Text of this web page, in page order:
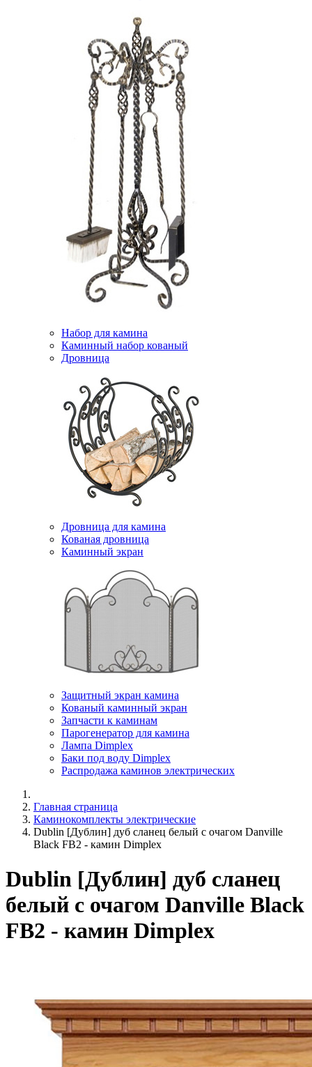
Набор для камина
Каминный набор кованый
Дровница
Дровница для камина
Кованая дровница
Каминный экран
Защитный экран камина
Кованый каминный экран
Запчасти к каминам
Парогенератор для камина
Лампа Dimplex
Баки под воду Dimplex
Распродажа каминов электрических
Главная страница
Каминокомплекты электрические
Dublin [Дублин] дуб сланец белый с очагом Danville
Black FB2 - камин Dimplex
Dublin [Дублин] дуб сланец
белый с очагом Danville Black
FB2 - камин Dimplex